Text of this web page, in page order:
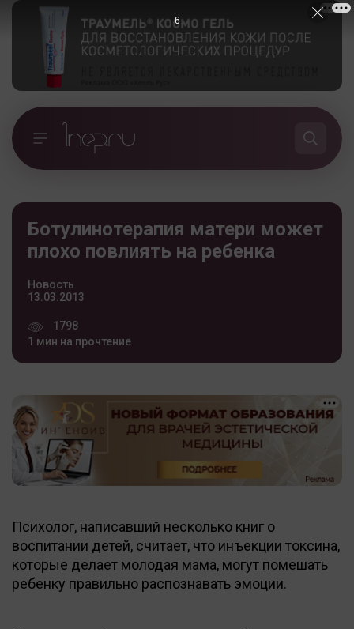
Ботулинотерапия матери может
плохо повлиять на ребенка
Новость
13.03.2013
1798
1 мин на прочтение
Психолог, написавший несколько книг о
воспитании детей, считает, что инъекции токсина,
которые делает молодая мама, могут помешать
ребенку правильно распознавать эмоции.
5